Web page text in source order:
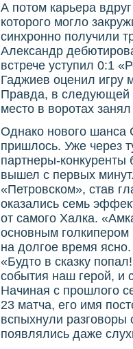
А потом карьера
которого могло
синхронно получили
Александр
встрече уступил 0:1
Гаджиев оценил игру
Правда, в следующей
место в воротах
Однако нового шанса
пришлось. Уже через
партнеры-
вышел с первых
«Петровском», став
оказались семь
от самого Халка.
основным голкипером
на долгое время ясно.
«Будто в сказку
события наш герой, и
Начиная с прошлого
23 матча, его имя
вспыхнули разговоры
появлялись даже